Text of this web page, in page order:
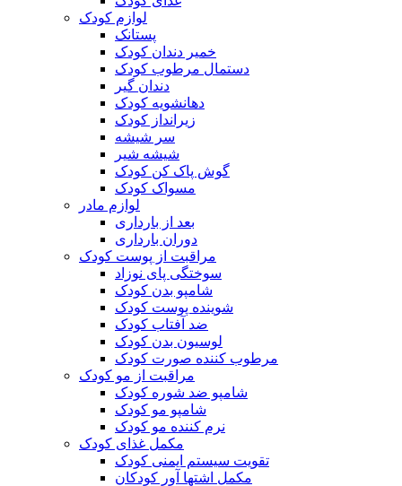
لوازم کودک
پستانک
خمیر دندان کودک
دستمال مرطوب کودک
دندان گیر
دهانشویه کودک
زیرانداز کودک
سر شیشه
شیشه شیر
گوش پاک کن کودک
مسواک کودک
لوازم مادر
بعد از بارداری
دوران بارداری
مراقبت از پوست کودک
سوختگی پای نوزاد
شامپو بدن کودک
شوینده پوست کودک
ضد آفتاب کودک
لوسیون بدن کودک
مرطوب کننده صورت کودک
مراقبت از مو کودک
شامپو ضد شوره کودک
شامپو مو کودک
نرم کننده مو کودک
مکمل غذای کودک
تقویت سیستم ایمنی کودک
مکمل اشتها آور کودکان